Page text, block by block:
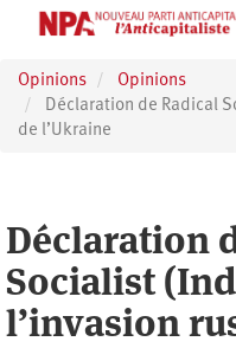
principal
Opinions
Opinions
Déclaration de Radical
de l’Ukraine
Déclaration
Socialist
l’invasion